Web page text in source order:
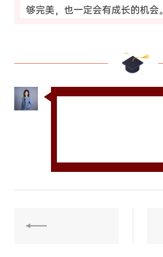
够完美，也一定会有成长的机会。